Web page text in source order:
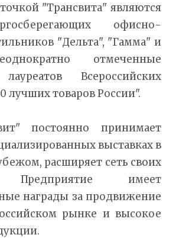
"Трансвита" являются
офисно-
"Дельта", "Гамма" и
отмеченные
Всероссийских
лучших товаров России".
постоянно принимает
выставках в
расширяет сеть своих
Предприятие имеет
награды за продвижение
рынке и высокое